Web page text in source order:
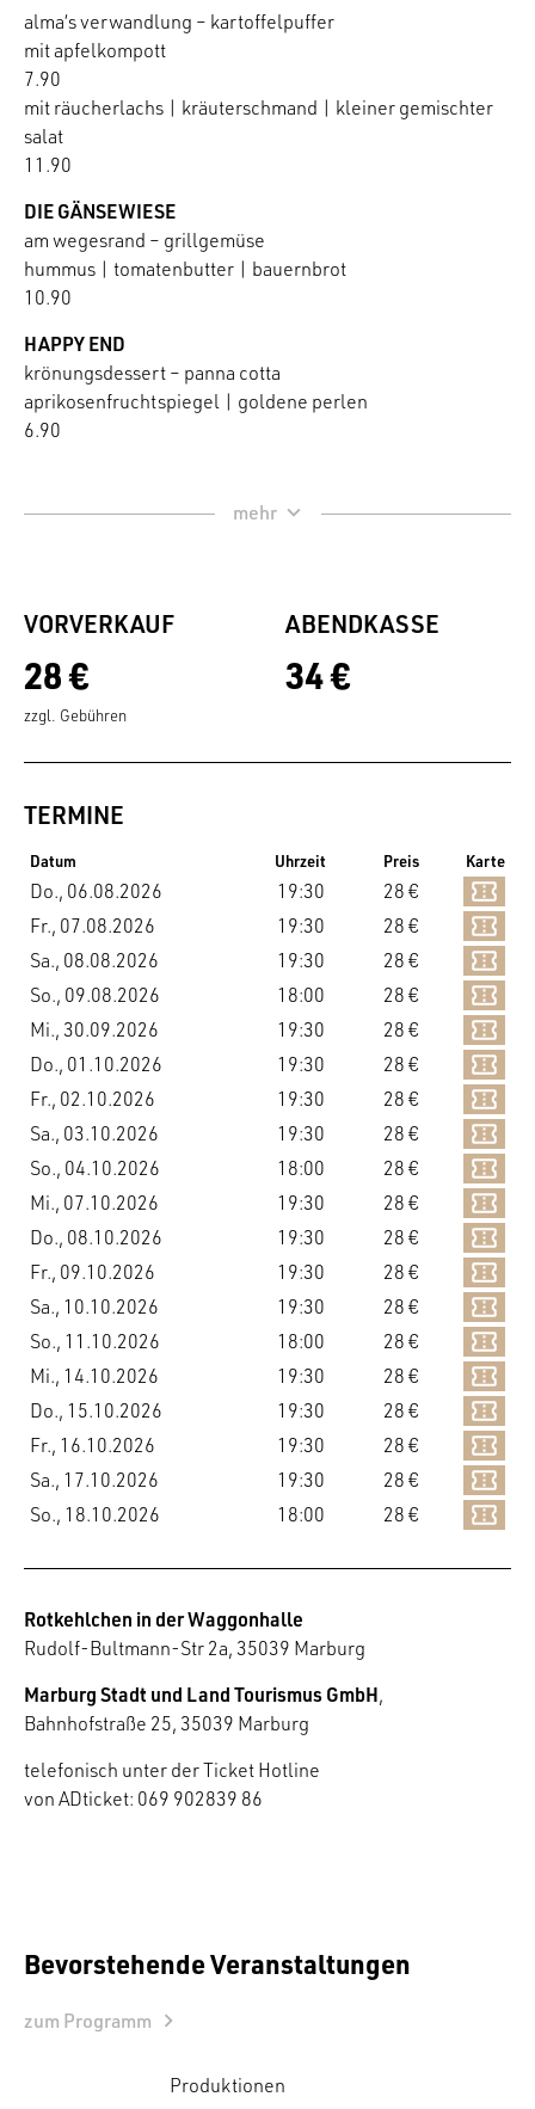
alma‘s verwandlung – kartoffelpuffer
mit apfelkompott
7.90
mit räucherlachs | kräuterschmand | kleiner gemischter
salat
11.90
DIE GÄNSEWIESE
am wegesrand – grillgemüse
hummus | tomatenbutter | bauernbrot
10.90
HAPPY END
krönungsdessert – panna cotta
aprikosenfruchtspiegel | goldene perlen
6.90
VORVERKAUF
28 €
zzgl. Gebühren
ABENDKASSE
34 €
TERMINE
Datum Uhrzeit Preis Karte
Do., 06.08.2026 19:30
28 €
Fr., 07.08.2026
19:30
28 €
Sa., 08.08.2026
19:30
28 €
So., 09.08.2026
18:00
28 €
Mi., 30.09.2026
19:30
28 €
Do., 01.10.2026
19:30
28 €
Fr., 02.10.2026
19:30
28 €
Sa., 03.10.2026
19:30
28 €
So., 04.10.2026
18:00
28 €
Mi., 07.10.2026
19:30
28 €
Do., 08.10.2026
19:30
28 €
Fr., 09.10.2026
19:30
28 €
Sa., 10.10.2026
19:30
28 €
So., 11.10.2026
18:00
28 €
Mi., 14.10.2026
19:30
28 €
Do., 15.10.2026
19:30
28 €
Fr., 16.10.2026
19:30
28 €
Sa., 17.10.2026
19:30
28 €
So., 18.10.2026
18:00 28 €
Rotkehlchen in der Waggonhalle
Rudolf-Bultmann-Str 2a, 35039 Marburg
Marburg Stadt und Land Tourismus GmbH,
Bahnhofstraße 25, 35039 Marburg
telefonisch unter der Ticket Hotline
von ADticket: 069 902839 86
Bevorstehende Veranstaltungen
zum Programm
Produktionen